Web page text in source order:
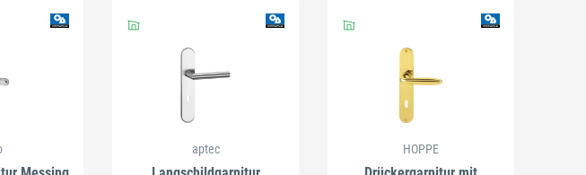
aptec HOPPE